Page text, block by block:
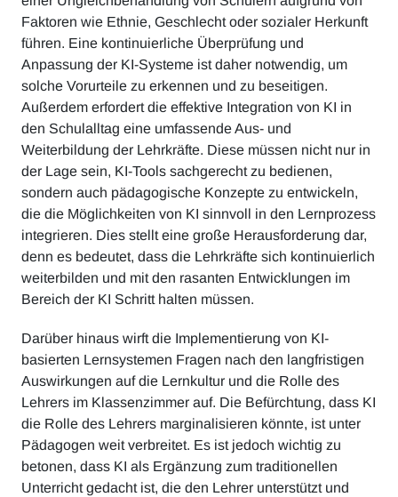
Faktoren wie Ethnie, Geschlecht oder sozialer Herkunft
führen. Eine kontinuierliche Überprüfung und
Anpassung der KI-Systeme ist daher notwendig, um
solche Vorurteile zu erkennen und zu beseitigen.
Außerdem erfordert die effektive Integration von KI in
den Schulalltag eine umfassende Aus- und
Weiterbildung der Lehrkräfte. Diese müssen nicht nur in
der Lage sein, KI-Tools sachgerecht zu bedienen,
sondern auch pädagogische Konzepte zu entwickeln,
die die Möglichkeiten von KI sinnvoll in den Lernprozess
integrieren. Dies stellt eine große Herausforderung dar,
denn es bedeutet, dass die Lehrkräfte sich kontinuierlich
weiterbilden und mit den rasanten Entwicklungen im
Bereich der KI Schritt halten müssen.
Darüber hinaus wirft die Implementierung von KI-
basierten Lernsystemen Fragen nach den langfristigen
Auswirkungen auf die Lernkultur und die Rolle des
Lehrers im Klassenzimmer auf. Die Befürchtung, dass KI
die Rolle des Lehrers marginalisieren könnte, ist unter
Pädagogen weit verbreitet. Es ist jedoch wichtig zu
betonen, dass KI als Ergänzung zum traditionellen
Unterricht gedacht ist, die den Lehrer unterstützt und